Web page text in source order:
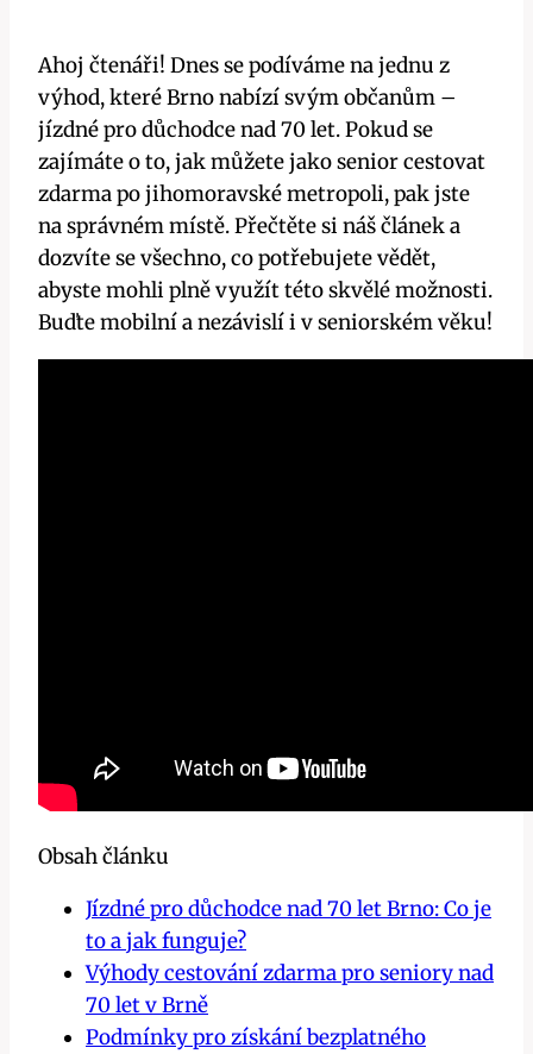
Ahoj čtenáři! Dnes se podíváme na jednu z
výhod, které Brno nabízí svým občanům –
jízdné pro důchodce nad 70 let. Pokud se
zajímáte o to, jak můžete jako senior cestovat
zdarma po jihomoravské metropoli, pak jste
na správném místě. Přečtěte si náš článek a
dozvíte se všechno, co potřebujete vědět,
abyste mohli plně využít této skvělé možnosti.
Buďte mobilní a nezávislí i v seniorském věku!
Obsah článku
Jízdné pro důchodce nad 70 let Brno: Co je
to a jak funguje?
Výhody cestování zdarma pro seniory nad
70 let v Brně
Podmínky pro získání bezplatného